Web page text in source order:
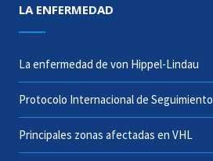
LA ENFERMEDAD
La enfermedad de von Hippel-Lindau
Protocolo Internacional de Seguimiento
Principales zonas afectadas en VHL